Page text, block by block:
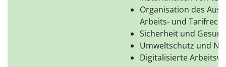
Organisation des
Arbeits- und Tarifrecht
Sicherheit und
Umweltschutz und
Digitalisierte